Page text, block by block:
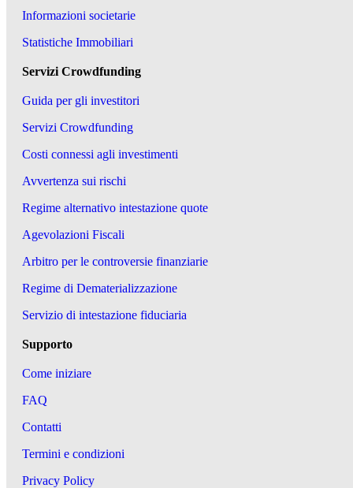
Informazioni societarie
Statistiche Immobiliari
Servizi Crowdfunding
Guida per gli investitori
Servizi Crowdfunding
Costi connessi agli investimenti
Avvertenza sui rischi
Regime alternativo intestazione quote
Agevolazioni Fiscali
Arbitro per le controversie finanziarie
Regime di Dematerializzazione
Servizio di intestazione fiduciaria
Supporto
Come iniziare
FAQ
Contatti
Termini e condizioni
Privacy Policy